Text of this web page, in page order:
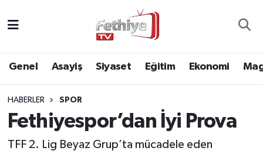
Genel Asayiş Siyaset Eğitim Ekonomi
HABERLER SPOR
Fethiyespor’dan İyi Prova
TFF 2. Lig Beyaz Grup’ta mücadele eden
Asayiş
Eğitim
Muğla Hava Durumu
Muğla Namaz Vakitleri
Muğla Trafik Yoğunluk Haritası